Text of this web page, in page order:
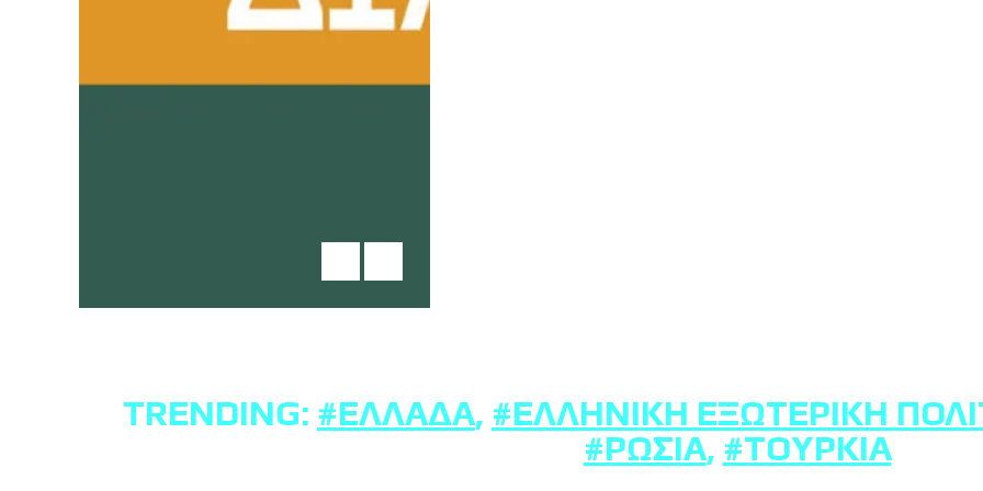
TRENDING: #ΕΛΛΆΔΑ, #ΕΛΛΗΝΙΚΉ ΕΞΩΤΕΡΙΚΉ
#ΡΩΣΊΑ, #ΤΟΥΡΚΊΑ